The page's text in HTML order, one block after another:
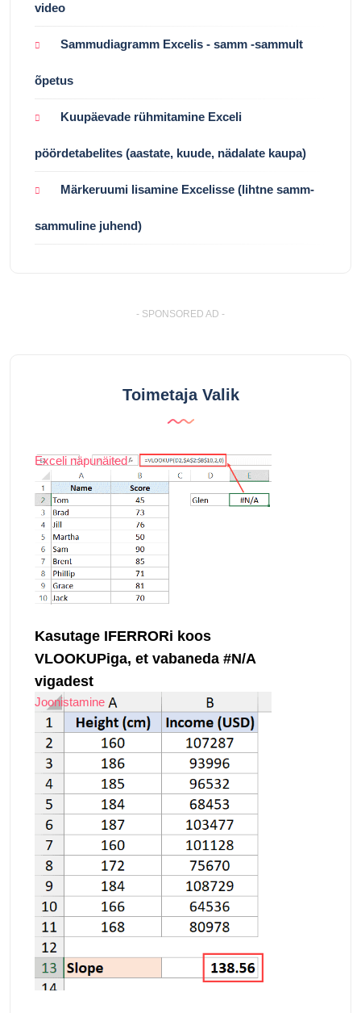
video
Sammudiagramm Excelis - samm -sammult
õpetus
Kuupäevade rühmitamine Exceli
pöördetabelites (aastate, kuude, nädalate kaupa)
Märkeruumi lisamine Excelisse (lihtne samm-
sammuline juhend)
- SPONSORED AD -
Toimetaja Valik
Exceli näpunäited
Kasutage IFERRORi koos
VLOOKUPiga, et vabaneda #N/A
vigadest
Joonistamine